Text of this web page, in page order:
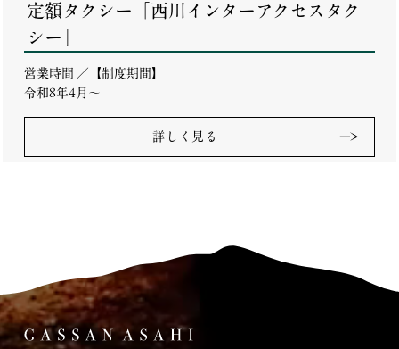
定額タクシー「西川インターアクセスタク
シー」
営業時間 ／【制度期間】
令和8年4月～
詳しく見る